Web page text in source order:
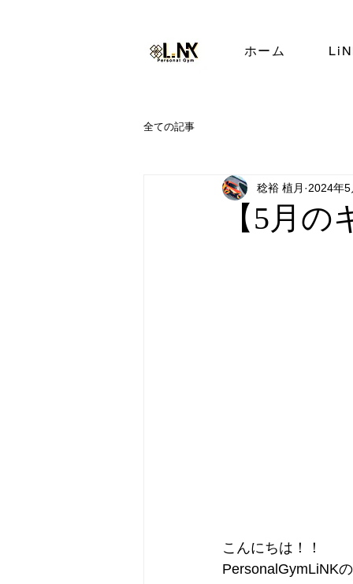
ホーム
全ての記事
【5月の
稔裕 植月 2024年5
こんにちは！！
PersonalGymLiNK